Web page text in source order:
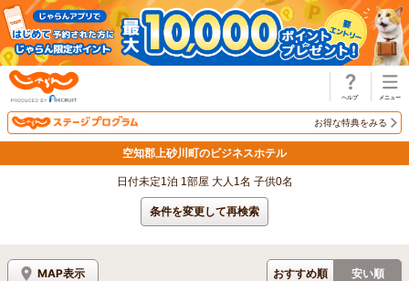
お得な特典をみる
空知郡上砂川町のビジネスホテル
日付未定1泊 1部屋 大人1名 子供0名
条件を変更して再検索
MAP表示 おすすめ順 安い順